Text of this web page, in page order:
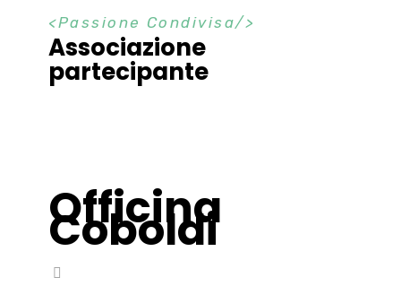
Passione Condivisa
Associazione
partecipante
Officina
Coboldi